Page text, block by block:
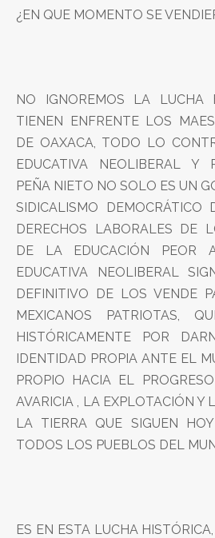
¿EN QUE MOMENTO SE
NO IGNOREMOS LA LUCHA
TIENEN ENFRENTE LOS
DE OAXACA, TODO LO
EDUCATIVA NEOLIBERAL Y
PEÑA NIETO NO SOLO ES UN
SIDICALISMO
DERECHOS LABORALES DE
DE LA EDUCACIÓN PEOR
EDUCATIVA NEOLIBERAL
DEFINITIVO DE LOS VENDE
MEXICANOS PATRIOTAS,
HISTÓRICAMENTE POR
IDENTIDAD PROPIA ANTE EL
PROPIO HACIA EL
AVARICIA , LA EXPLOTACIÓN Y
LA TIERRA QUE SIGUEN
TODOS LOS PUEBLOS DEL
ES EN ESTA LUCHA